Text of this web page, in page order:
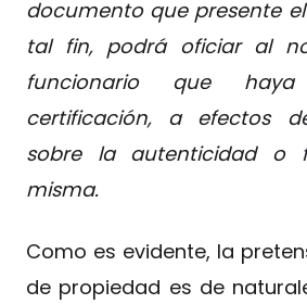
documento que presente
tal fin, podrá oficiar al
funcionario que
certificación, a efectos
sobre la autenticidad o
misma.
Como es evidente, la
de propiedad es de